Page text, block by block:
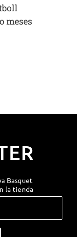
meses
Basquet
la tienda